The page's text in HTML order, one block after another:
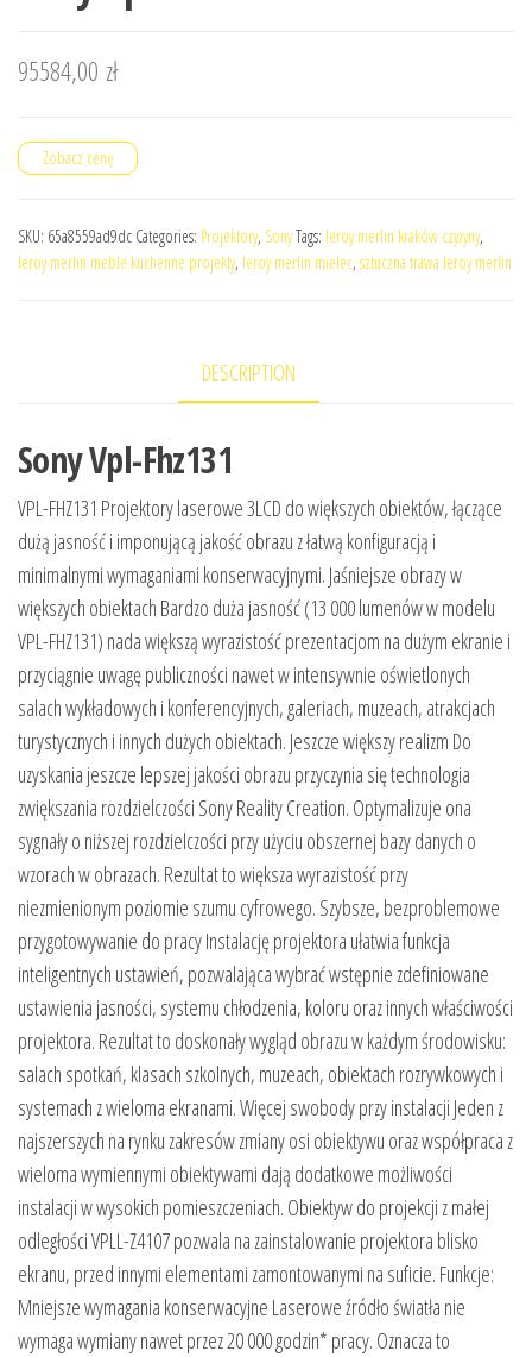
95584,00 zł
Zobacz cenę
SKU: 65a8559ad9dc Categories: Projektory, SonyTags: leroy merlin kraków czyżyny,
leroy merlin meble kuchenne projekty, leroy merlin mielec, sztuczna trawa leroy merlin
DESCRIPTION
Sony Vpl-Fhz131
VPL-FHZ131 Projektory laserowe 3LCD do większych obiektów, łączące
dużą jasność i imponującą jakość obrazu z łatwą konfiguracją i
minimalnymi wymaganiami konserwacyjnymi. Jaśniejsze obrazy w
większych obiektach Bardzo duża jasność (13 000 lumenów w modelu
VPL-FHZ131) nada większą wyrazistość prezentacjom na dużym ekranie i
przyciągnie uwagę publiczności nawet w intensywnie oświetlonych
salach wykładowych i konferencyjnych, galeriach, muzeach, atrakcjach
turystycznych i innych dużych obiektach. Jeszcze większy realizm Do
uzyskania jeszcze lepszej jakości obrazu przyczynia się technologia
zwiększania rozdzielczości Sony Reality Creation. Optymalizuje ona
sygnały o niższej rozdzielczości przy użyciu obszernej bazy danych o
wzorach w obrazach. Rezultat to większa wyrazistość przy
niezmienionym poziomie szumu cyfrowego. Szybsze, bezproblemowe
przygotowywanie do pracy Instalację projektora ułatwia funkcja
inteligentnych ustawień, pozwalająca wybrać wstępnie zdefiniowane
ustawienia jasności, systemu chłodzenia, koloru oraz innych właściwości
projektora. Rezultat to doskonały wygląd obrazu w każdym środowisku:
salach spotkań, klasach szkolnych, muzeach, obiektach rozrywkowych i
systemach z wieloma ekranami. Więcej swobody przy instalacji Jeden z
najszerszych na rynku zakresów zmiany osi obiektywu oraz współpraca z
wieloma wymiennymi obiektywami dają dodatkowe możliwości
instalacji w wysokich pomieszczeniach. Obiektyw do projekcji z małej
odległości VPLL-Z4107 pozwala na zainstalowanie projektora blisko
ekranu, przed innymi elementami zamontowanymi na suficie. Funkcje:
Mniejsze wymagania konserwacyjne Laserowe źródło światła nie
wymaga wymiany nawet przez 20 000 godzin* pracy. Oznacza to